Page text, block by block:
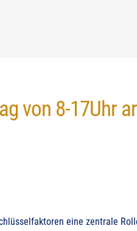
von 8-17Uhr
eine zentrale